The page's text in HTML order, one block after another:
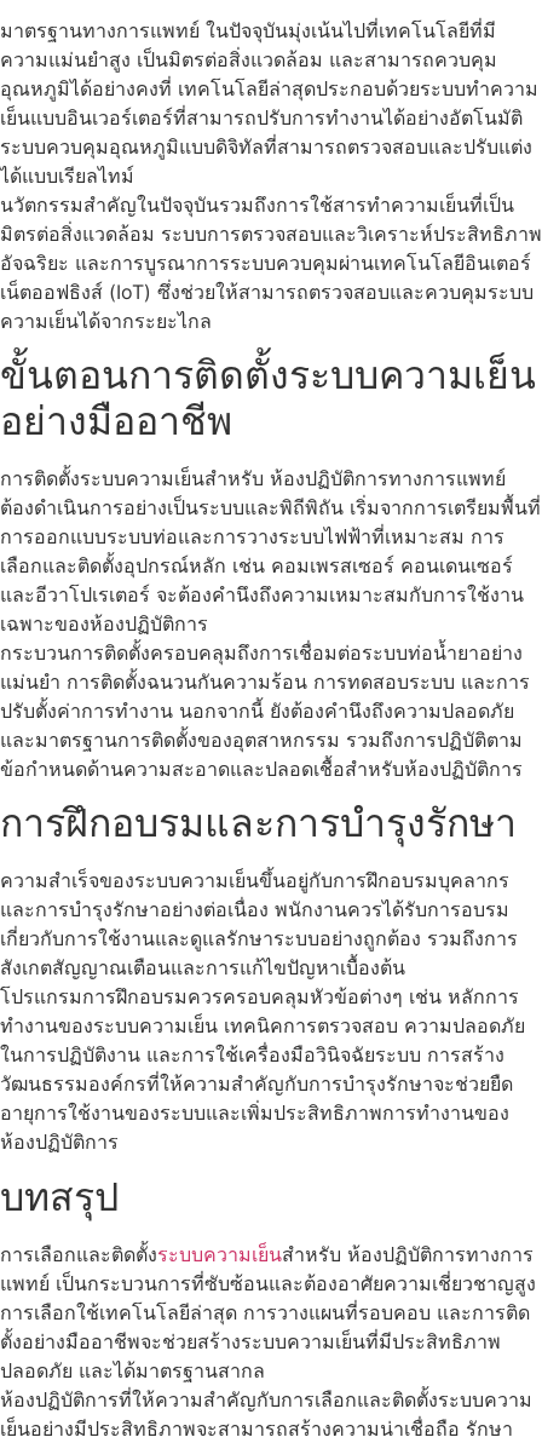
มาตรฐานทางการแพทย์ ในปัจจุบันมุ่งเน้นไปที่เทคโนโลยีที่มี
ความแม่นยำสูง เป็นมิตรต่อสิ่งแวดล้อม และสามารถควบคุม
อุณหภูมิได้อย่างคงที่ เทคโนโลยีล่าสุดประกอบด้วยระบบทำความ
เย็นแบบอินเวอร์เตอร์ที่สามารถปรับการทำงานได้อย่างอัตโนมัติ
ระบบควบคุมอุณหภูมิแบบดิจิทัลที่สามารถตรวจสอบและปรับแต่ง
ได้แบบเรียลไทม์
นวัตกรรมสำคัญในปัจจุบันรวมถึงการใช้สารทำความเย็นที่เป็น
มิตรต่อสิ่งแวดล้อม ระบบการตรวจสอบและวิเคราะห์ประสิทธิภาพ
อัจฉริยะ และการบูรณาการระบบควบคุมผ่านเทคโนโลยีอินเตอร์
เน็ตออฟธิงส์ (IoT) ซึ่งช่วยให้สามารถตรวจสอบและควบคุมระบบ
ความเย็นได้จากระยะไกล
ขั้นตอนการติดตั้งระบบความเย็น
อย่างมืออาชีพ
การติดตั้งระบบความเย็นสำหรับ ห้องปฏิบัติการทางการแพทย์
ต้องดำเนินการอย่างเป็นระบบและพิถีพิถัน เริ่มจากการเตรียมพื้นที่
การออกแบบระบบท่อและการวางระบบไฟฟ้าที่เหมาะสม การ
เลือกและติดตั้งอุปกรณ์หลัก เช่น คอมเพรสเซอร์ คอนเดนเซอร์
และอีวาโปเรเตอร์ จะต้องคำนึงถึงความเหมาะสมกับการใช้งาน
เฉพาะของห้องปฏิบัติการ
กระบวนการติดตั้งครอบคลุมถึงการเชื่อมต่อระบบท่อน้ำยาอย่าง
แม่นยำ การติดตั้งฉนวนกันความร้อน การทดสอบระบบ และการ
ปรับตั้งค่าการทำงาน นอกจากนี้ ยังต้องคำนึงถึงความปลอดภัย
และมาตรฐานการติดตั้งของอุตสาหกรรม รวมถึงการปฏิบัติตาม
ข้อกำหนดด้านความสะอาดและปลอดเชื้อสำหรับห้องปฏิบัติการ
การฝึกอบรมและการบำรุงรักษา
ความสำเร็จของระบบความเย็นขึ้นอยู่กับการฝึกอบรมบุคลากร
และการบำรุงรักษาอย่างต่อเนื่อง พนักงานควรได้รับการอบรม
เกี่ยวกับการใช้งานและดูแลรักษาระบบอย่างถูกต้อง รวมถึงการ
สังเกตสัญญาณเตือนและการแก้ไขปัญหาเบื้องต้น
โปรแกรมการฝึกอบรมควรครอบคลุมหัวข้อต่างๆ เช่น หลักการ
ทำงานของระบบความเย็น เทคนิคการตรวจสอบ ความปลอดภัย
ในการปฏิบัติงาน และการใช้เครื่องมือวินิจฉัยระบบ การสร้าง
วัฒนธรรมองค์กรที่ให้ความสำคัญกับการบำรุงรักษาจะช่วยยืด
อายุการใช้งานของระบบและเพิ่มประสิทธิภาพการทำงานของ
ห้องปฏิบัติการ
บทสรุป
การเลือกและติดตั้งระบบความเย็นสำหรับ ห้องปฏิบัติการทางการ
แพทย์ เป็นกระบวนการที่ซับซ้อนและต้องอาศัยความเชี่ยวชาญสูง
การเลือกใช้เทคโนโลยีล่าสุด การวางแผนที่รอบคอบ และการติด
ตั้งอย่างมืออาชีพจะช่วยสร้างระบบความเย็นที่มีประสิทธิภาพ
ปลอดภัย และได้มาตรฐานสากล
ห้องปฏิบัติการที่ให้ความสำคัญกับการเลือกและติดตั้งระบบความ
เย็นอย่างมีประสิทธิภาพจะสามารถสร้างความน่าเชื่อถือ รักษา